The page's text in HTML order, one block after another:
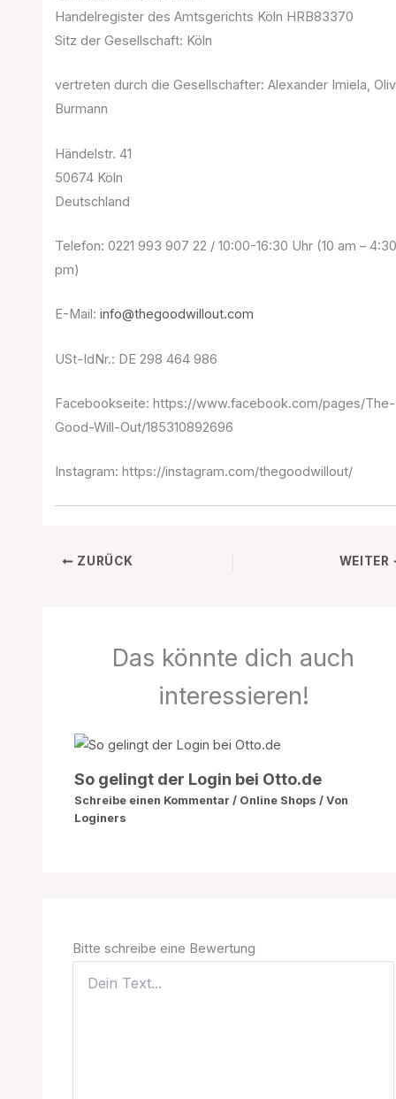
Handelregister des Amtsgerichts Köln HRB83370
Sitz der Gesellschaft: Köln
vertreten durch die Gesellschafter: Alexander Imiela,
Burmann
Händelstr. 41
50674 Köln
Deutschland
Telefon: 0221 993 907 22 / 10:00-16:30 Uhr (10 am –
pm)
E-Mail:info@thegoodwillout.com
USt-IdNr.: DE 298 464 986
Facebookseite: https://www.facebook.com/pages/The-
Good-Will-Out/185310892696
Instagram: https://instagram.com/thegoodwillout/
ZURÜCK WEITER
Das könnte dich auch
interessieren!
So gelingt der Login bei Otto.de
Schreibe einen Kommentar / Online Shops / Von
Loginers
Bitte schreibe eine Bewertung